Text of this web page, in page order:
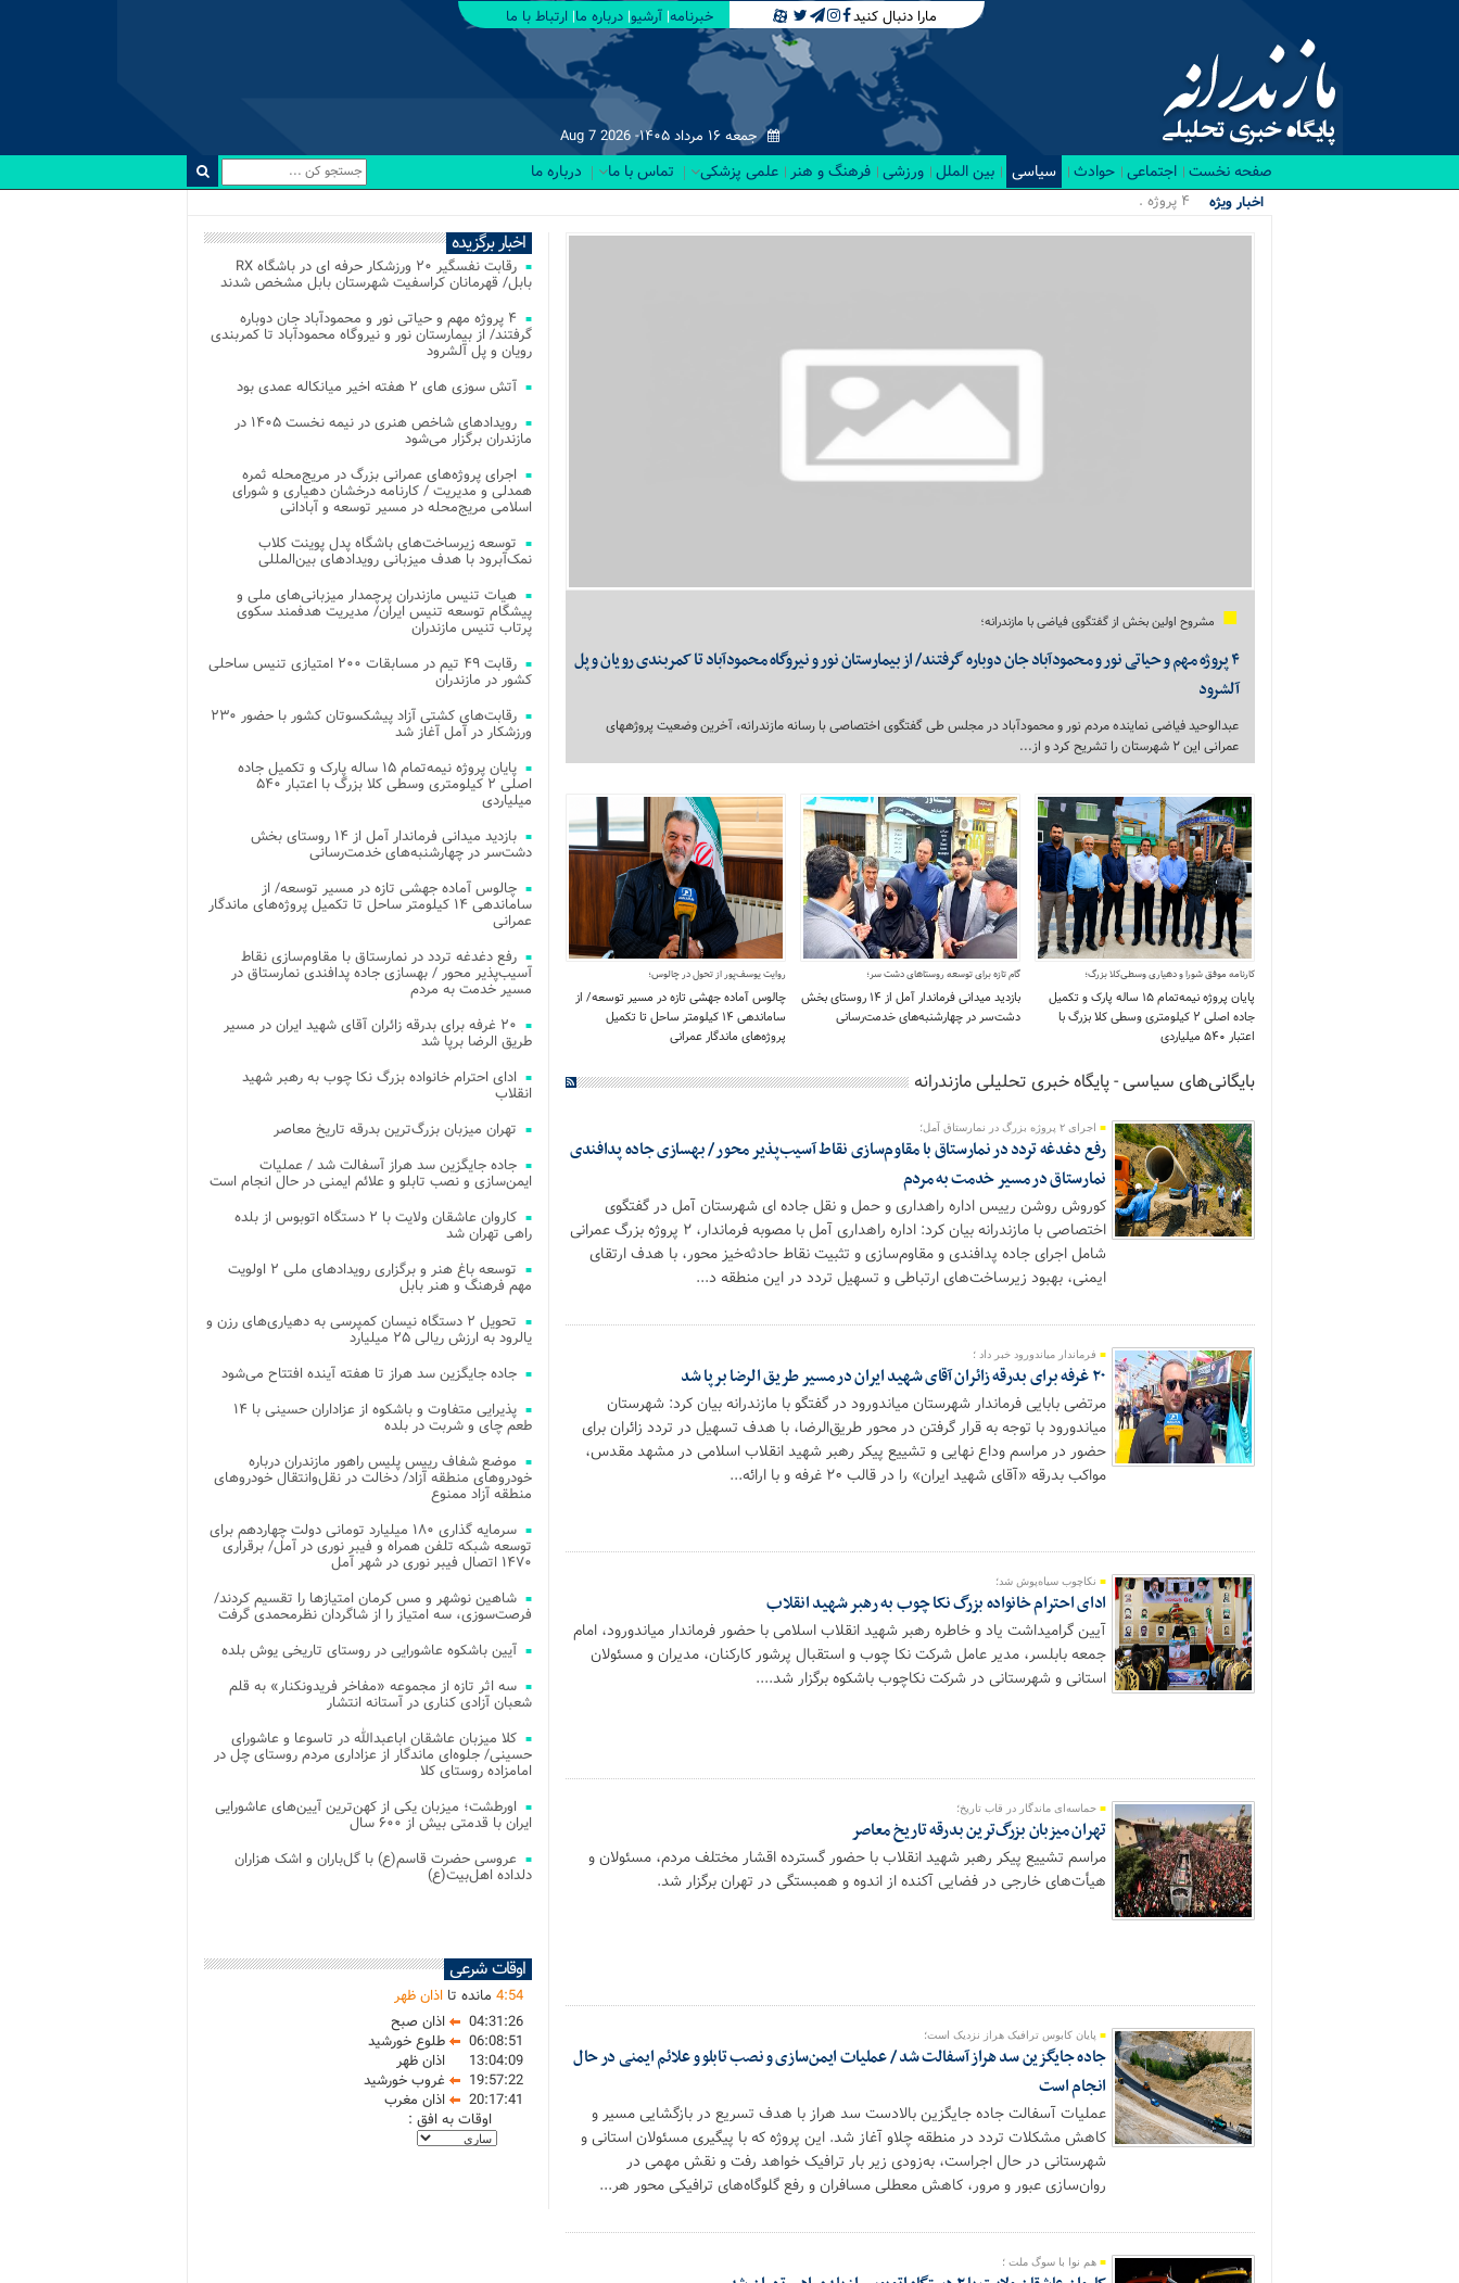
مارا دنبال کنید خبرنامه آرشیو درباره ما ارتباط با ما
جمعه ۱۶ مرداد ۱۴۰۵- Aug 7 2026
صفحه نخست اجتماعی حوادث سیاسی بین الملل ورزشی فرهنگ و هنر علمی پزشکی تماس با ما درباره ما
اخبار ویژه ۴ پروژه مهم و حیاتی ن_
مشروح اولین بخش از گفتگوی فیاضی با مازندرانه؛
۴ پروژه مهم و حیاتی نور و محمودآباد جان دوباره گرفتند/ از بیمارستان نور و نیروگاه محمودآباد تا کمربندی رویان و پل
آلشرود
عبدالوحید فیاضی نماینده مردم نور و محمودآباد در مجلس طی گفتگوی اختصاصی با رسانه مازندرانه، آخرین وضعیت پروژههای
عمرانی این ۲ شهرستان را تشریح کرد و از...
کارنامه موفق شورا و دهیاری وسطی‌کلا بزرگ؛
پایان پروژه نیمه‌تمام ۱۵ ساله پارک و تکمیل
جاده اصلی ۲ کیلومتری وسطی کلا بزرگ با
اعتبار ۵۴۰ میلیاردی
گام تازه برای توسعه روستاهای دشت سر؛
بازدید میدانی فرماندار آمل از ۱۴ روستای بخش
دشت‌سر در چهارشنبه‌های خدمت‌رسانی
روایت یوسف‌پور از تحول در چالوس؛
چالوس آماده جهشی تازه در مسیر توسعه/ از
ساماندهی ۱۴ کیلومتر ساحل تا تکمیل
پروژه‌های ماندگار عمرانی
بایگانی‌های سیاسی - پایگاه خبری تحلیلی مازندرانه
اجرای ۲ پروژه بزرگ در نمارستاق آمل؛
رفع دغدغه تردد در نمارستاق با مقاوم‌سازی نقاط آسیب‌پذیر محور / بهسازی جاده پدافندی
نمارستاق در مسیر خدمت به مردم
کوروش روشن رییس اداره راهداری و حمل و نقل جاده ای شهرستان آمل در گفتگوی
اختصاصی با مازندرانه بیان کرد: اداره راهداری آمل با مصوبه فرماندار، ۲ پروژه بزرگ عمرانی
شامل اجرای جاده پدافندی و مقاوم‌سازی و تثبیت نقاط حادثه‌خیز محور، با هدف ارتقای
ایمنی، بهبود زیرساخت‌های ارتباطی و تسهیل تردد در این منطقه د...
فرماندار میاندورود خبر داد ؛
۲۰ غرفه برای بدرقه زائران آقای شهید ایران در مسیر طریق الرضا برپا شد
مرتضی بابایی فرماندار شهرستان میاندورود در گفتگو با مازندرانه بیان کرد: شهرستان
میاندورود با توجه به قرار گرفتن در محور طریق‌الرضا، با هدف تسهیل در تردد زائران برای
حضور در مراسم وداع نهایی و تشییع پیکر رهبر شهید انقلاب اسلامی در مشهد مقدس،
مواکب بدرقه «آقای شهید ایران» را در قالب ۲۰ غرفه و با ارائه...
نکاچوب سیاه‌پوش شد؛
ادای احترام خانواده بزرگ نکا چوب به رهبر شهید انقلاب
آیین گرامیداشت یاد و خاطره رهبر شهید انقلاب اسلامی با حضور فرماندار میاندورود، امام
جمعه بابلسر، مدیر عامل شرکت نکا چوب و استقبال پرشور کارکنان، مدیران و مسئولان
استانی و شهرستانی در شرکت نکاچوب باشکوه برگزار شد....
حماسه‌ای ماندگار در قاب تاریخ؛
تهران میزبان بزرگ‌ترین بدرقه تاریخ معاصر
مراسم تشییع پیکر رهبر شهید انقلاب با حضور گسترده اقشار مختلف مردم، مسئولان و
هیأت‌های خارجی در فضایی آکنده از اندوه و همبستگی در تهران برگزار شد.
پایان کابوس ترافیک هراز نزدیک است؛
جاده جایگزین سد هراز آسفالت شد / عملیات ایمن‌سازی و نصب تابلو و علائم ایمنی در حال
انجام است
عملیات آسفالت جاده جایگزین بالادست سد هراز با هدف تسریع در بازگشایی مسیر و
کاهش مشکلات تردد در منطقه چلاو آغاز شد. این پروژه که با پیگیری مسئولان استانی و
شهرستانی در حال اجراست، به‌زودی زیر بار ترافیک خواهد رفت و نقش مهمی در
روان‌سازی عبور و مرور، کاهش معطلی مسافران و رفع گلوگاه‌های ترافیکی محور هر...
هم نوا با سوگ ملت ؛
اخبار برگزیده
رقابت نفسگیر ۲۰ ورزشکار حرفه ای در باشگاه RX
بابل/ قهرمانان کراسفیت شهرستان بابل مشخص شدند
۴ پروژه مهم و حیاتی نور و محمودآباد جان دوباره
گرفتند/ از بیمارستان نور و نیروگاه محمودآباد تا کمربندی
رویان و پل آلشرود
آتش‌ سوزی‌ های ۲ هفته اخیر میانکاله عمدی بود
رویدادهای شاخص هنری در نیمه نخست ۱۴۰۵ در
مازندران برگزار می‌شود
اجرای پروژه‌های عمرانی بزرگ در مریج‌محله ثمره
همدلی و مدیریت / کارنامه درخشان دهیاری و شورای
اسلامی مریج‌محله در مسیر توسعه و آبادانی
توسعه زیرساخت‌های باشگاه پدل پوینت کلاب
نمک‌آبرود با هدف میزبانی رویدادهای بین‌المللی
هیات تنیس مازندران پرچمدار میزبانی‌های ملی و
پیشگام توسعه تنیس ایران/ مدیریت هدفمند سکوی
پرتاب تنیس مازندران
رقابت ۴۹ تیم در مسابقات ۲۰۰ امتیازی تنیس ساحلی
کشور در مازندران
رقابت‌های کشتی آزاد پیشکسوتان کشور با حضور ۲۳۰
ورزشکار در آمل آغاز شد
پایان پروژه نیمه‌تمام ۱۵ ساله پارک و تکمیل جاده
اصلی ۲ کیلومتری وسطی کلا بزرگ با اعتبار ۵۴۰
میلیاردی
بازدید میدانی فرماندار آمل از ۱۴ روستای بخش
دشت‌سر در چهارشنبه‌های خدمت‌رسانی
چالوس آماده جهشی تازه در مسیر توسعه/ از
ساماندهی ۱۴ کیلومتر ساحل تا تکمیل پروژه‌های ماندگار
عمرانی
رفع دغدغه تردد در نمارستاق با مقاوم‌سازی نقاط
آسیب‌پذیر محور / بهسازی جاده پدافندی نمارستاق در
مسیر خدمت به مردم
۲۰ غرفه برای بدرقه زائران آقای شهید ایران در مسیر
طریق الرضا برپا شد
ادای احترام خانواده بزرگ نکا چوب به رهبر شهید
انقلاب
تهران میزبان بزرگ‌ترین بدرقه تاریخ معاصر
جاده جایگزین سد هراز آسفالت شد / عملیات
ایمن‌سازی و نصب تابلو و علائم ایمنی در حال انجام است
کاروان عاشقان ولایت با ۲ دستگاه اتوبوس از بلده
راهی تهران شد
توسعه باغ هنر و برگزاری رویدادهای ملی ۲ اولویت
مهم فرهنگ و هنر بابل
تحویل ۲ دستگاه نیسان کمپرسی به دهیاری‌های رزن و
یالرود به ارزش ریالی ۲۵ میلیارد
جاده جایگزین سد هراز تا هفته آینده افتتاح می‌شود
پذیرایی متفاوت و باشکوه از عزاداران حسینی با ۱۴
طعم چای و شربت در بلده
موضع شفاف رییس پلیس راهور مازندران درباره
خودروهای منطقه آزاد/ دخالت در نقل‌وانتقال خودروهای
منطقه آزاد ممنوع
سرمایه گذاری ۱۸۰ میلیارد تومانی دولت چهاردهم برای
توسعه شبکه تلفن همراه و فیبر نوری در آمل/ برقراری
۱۴۷۰ اتصال فیبر نوری در شهر آمل
شاهین نوشهر و مس کرمان امتیازها را تقسیم کردند/
فرصت‌سوزی، سه امتیاز را از شاگردان نظرمحمدی گرفت
آیین باشکوه عاشورایی در روستای تاریخی یوش بلده
سه اثر تازه از مجموعه «مفاخر فریدونکنار» به قلم
شعبان آزادی کناری در آستانه انتشار
کلا میزبان عاشقان اباعبدالله در تاسوعا و عاشورای
حسینی/ جلوه‌ای ماندگار از عزاداری مردم روستای چل در
امامزاده روستای کلا
اورطشت؛ میزبان یکی از کهن‌ترین آیین‌های عاشورایی
ایران با قدمتی بیش از ۶۰۰ سال
عروسی حضرت قاسم(ع) با گل‌باران و اشک هزاران
دلداده اهل‌بیت(ع)
اوقات شرعی
4:54 مانده تااذان ظهر
04:31:26
اذان صبح
06:08:51
طلوع خورشید
13:04:09
اذان ظهر
19:57:22
غروب خورشید
20:17:41
اذان مغرب
اوقات به افق :